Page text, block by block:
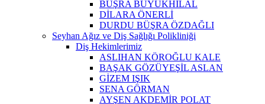
BÜŞRA BÜYÜKHİLAL
DİLARA ÖNERLİ
DURDU BÜŞRA ÖZDAĞLI
Seyhan Ağız ve Diş Sağlığı Polikliniği
Diş Hekimlerimiz
ASLIHAN KÖROĞLU KALE
BAŞAK GÖZÜYEŞİL ASLAN
GİZEM IŞIK
SENA GÖRMAN
AYŞEN AKDEMİR POLAT